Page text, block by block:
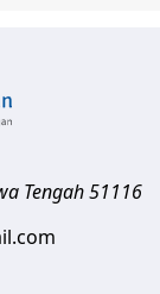
Tengah51116